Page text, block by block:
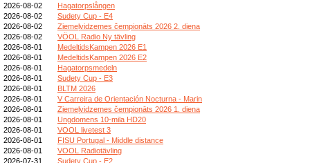
2026-08-02
Hagatorpslången
2026-08-02
Sudety Cup - E4
2026-08-02
Ziemeļvidzemes čempionāts 2026 2. diena
2026-08-02
VÖOL Radio Ny tävling
2026-08-01
MedeltidsKampen 2026 E1
2026-08-01
MedeltidsKampen 2026 E2
2026-08-01
Hagatorpsmedeln
2026-08-01
Sudety Cup - E3
2026-08-01
BLTM 2026
2026-08-01
V Carreira de Orientación Nocturna - Marin
2026-08-01
Ziemeļvidzemes čempionāts 2026 1. diena
2026-08-01
Ungdomens 10-mila HD20
2026-08-01
VOOL livetest 3
2026-08-01
FISU Portugal - Middle distance
2026-08-01
VOOL Radiotävling
2026-07-31
Sudety Cup - E2